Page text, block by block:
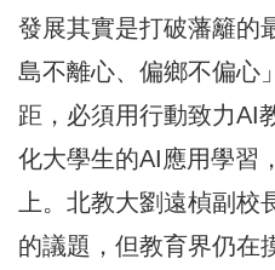
發展其實是打破藩籬的
島不離心、偏鄉不偏心
距，必須用行動致力AI
化大學生的AI應用學習
上。北教大劉遠楨副校
的議題，但教育界仍在